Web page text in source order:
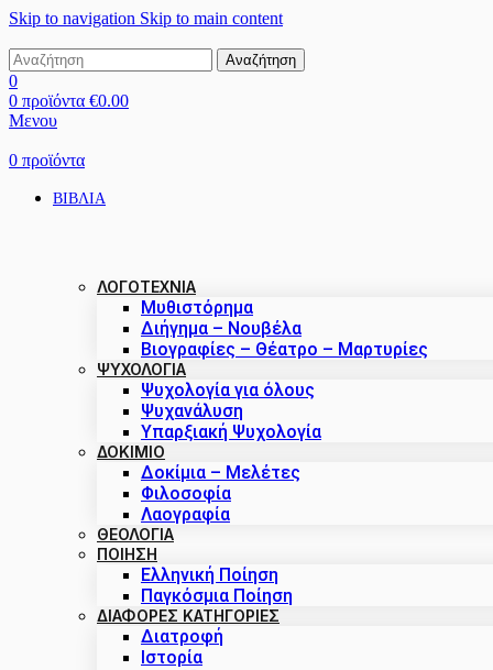
Skip to navigation Skip to main content
Αναζήτηση
0
0 προϊόντα €0.00
Μενου
0 προϊόντα
ΒΙΒΛΙΑ
ΛΟΓΟΤΕΧΝΙΑ
Μυθιστόρημα
Διήγημα – Νουβέλα
Βιογραφίες – Θέατρο – Μαρτυρίες
ΨΥΧΟΛΟΓΙΑ
Ψυχολογία για όλους
Ψυχανάλυση
Υπαρξιακή Ψυχολογία
ΔΟΚΊΜΙΟ
Δοκίμια – Μελέτες
Φιλοσοφία
Λαογραφία
ΘΕΟΛΟΓΙΑ
ΠΟΙΗΣΗ
Ελληνική Ποίηση
Παγκόσμια Ποίηση
ΔΙΑΦΟΡΕΣ ΚΑΤΗΓΟΡΙΕΣ
Διατροφή
Ιστορία